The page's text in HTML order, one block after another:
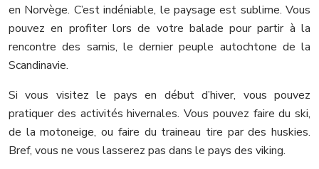
en Norvège. C’est indéniable, le paysage est sublime. Vous
pouvez en profiter lors de votre balade pour partir à la
rencontre des samis, le dernier peuple autochtone de la
Scandinavie.
Si vous visitez le pays en début d’hiver, vous pouvez
pratiquer des activités hivernales. Vous pouvez faire du ski,
de la motoneige, ou faire du traineau tire par des huskies.
Bref, vous ne vous lasserez pas dans le pays des viking.